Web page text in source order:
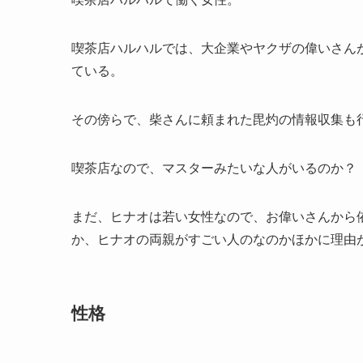
喫茶店ハルハルでは、大企業やヤクザの偉いさ
ている。
その傍らで、柴さんに頼まれた毘灼の情報収集も
喫茶店なので、マスターみたいな人がいるのか？
まだ、ヒナオは若い女性なので、お偉いさんか
か、ヒナオの両親がすごい人のなのかほかに理由
性格